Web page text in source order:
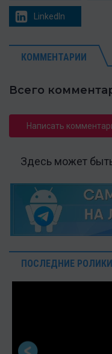
LinkedIn
КОММЕНТАРИИ
Всего
Написать
Здесь может
ПОСЛЕДНИЕ РОЛИКИ